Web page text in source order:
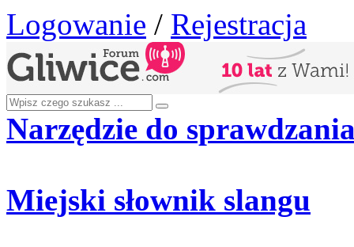
Logowanie / Rejestracja
Narzędzie do
Miejski słownik slangu